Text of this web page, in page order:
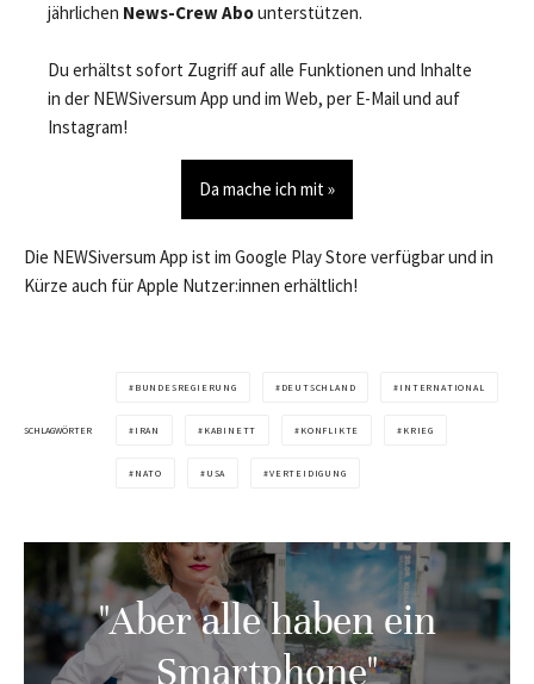
jährlichen News-Crew Abounterstützen.
Du erhältst sofort Zugriff auf alle Funktionen und Inhalte
in der NEWSiversum App und im Web, per E-Mail und auf
Instagram!
Da mache ich mit »
Die NEWSiversum App ist im Google Play Store verfügbar und in
Kürze auch für Apple Nutzer:innen erhältlich!
SCHLAGWÖRTER
BUNDESREGIERUNG DEUTSCHLAND INTERNATIONAL
IRAN KABINETT KONFLIKTE KRIEG
NATO USA VERTEIDIGUNG
"Aber alle haben ein
Smartphone"